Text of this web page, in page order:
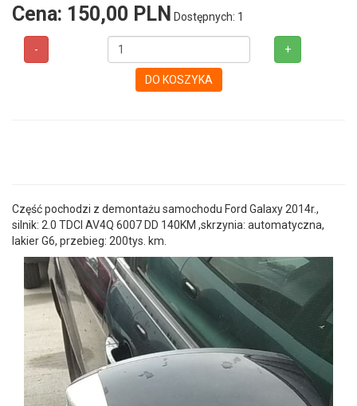
Cena: 150,00 PLN Dostępnych: 1
- +
DO KOSZYKA
Część pochodzi z demontażu samochodu Ford Galaxy 2014r.,
silnik: 2.0 TDCI AV4Q 6007 DD 140KM ,skrzynia: automatyczna,
lakier G6, przebieg: 200tys. km.